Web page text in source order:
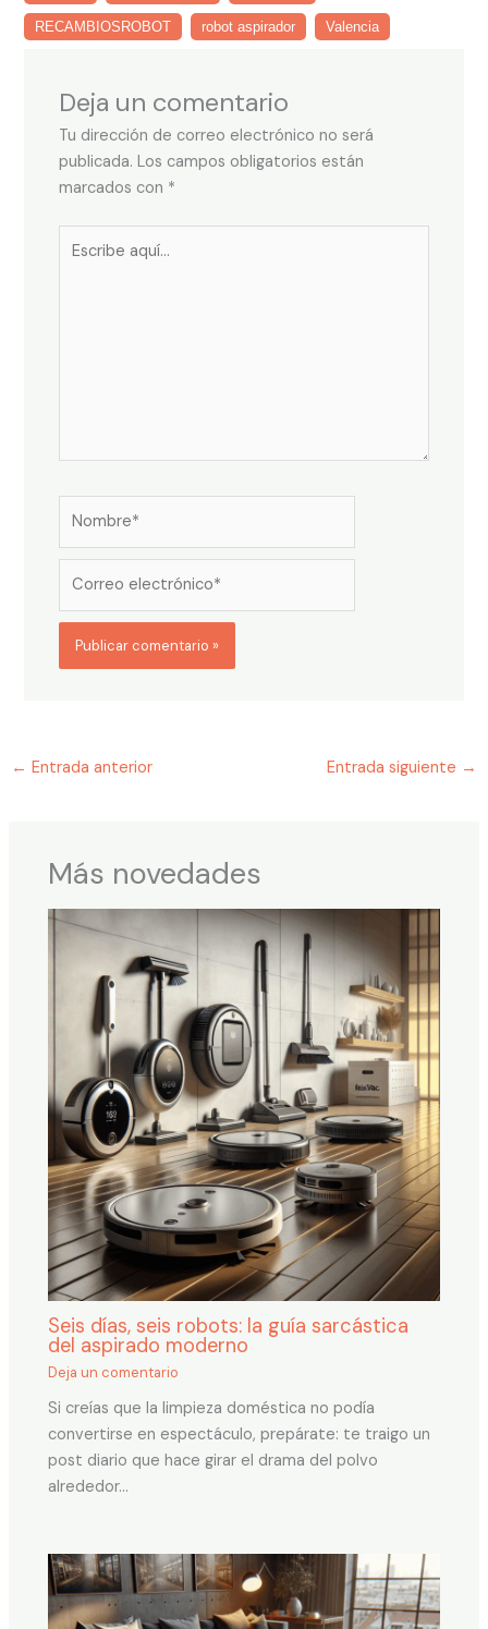
RECAMBIOSROBOT robot aspirador Valencia
Deja un comentario
Tu dirección de correo electrónico no será
publicada. Los campos obligatorios están
marcados con *
electrónico*
← Entrada anterior Entrada siguiente →
Más novedades
Seis días, seis robots: la guía sarcástica
del aspirado moderno
Deja un comentario
Si creías que la limpieza doméstica no podía
convertirse en espectáculo, prepárate: te traigo un
post diario que hace girar el drama del polvo
alrededor…